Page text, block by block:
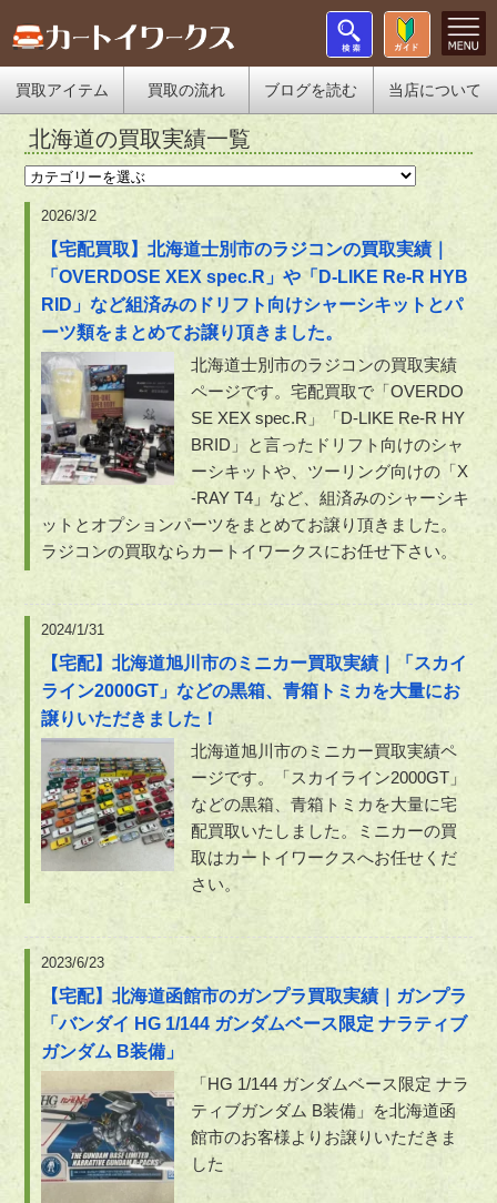
買取アイテム 買取の流れ ブログを読む 当店について
北海道の買取実績一覧
2026/3/2
【宅配買取】北海道士別市のラジコンの買取実績｜
「OVERDOSE XEX spec.R」や「D-LIKE Re-R HYB
RID」など組済みのドリフト向けシャーシキットとパ
ーツ類をまとめてお譲り頂きました。
北海道士別市のラジコンの買取実績
ページです。宅配買取で「OVERDO
SE XEX spec.R」「D-LIKE Re-R HY
BRID」と言ったドリフト向けのシャ
ーシキットや、ツーリング向けの「X
-RAY T4」など、組済みのシャーシキ
ットとオプションパーツをまとめてお譲り頂きました。
ラジコンの買取ならカートイワークスにお任せ下さい。
2024/1/31
【宅配】北海道旭川市のミニカー買取実績｜「スカイ
ライン2000GT」などの黒箱、青箱トミカを大量にお
譲りいただきました！
北海道旭川市のミニカー買取実績ペ
ージです。「スカイライン2000GT」
などの黒箱、青箱トミカを大量に宅
配買取いたしました。ミニカーの買
取はカートイワークスへお任せくだ
さい。
2023/6/23
【宅配】北海道函館市のガンプラ買取実績｜ガンプラ
「バンダイ HG 1/144 ガンダムベース限定 ナラティブ
ガンダム B装備」
「HG 1/144 ガンダムベース限定 ナラ
ティブガンダム B装備」を北海道函
館市のお客様よりお譲りいただきま
した